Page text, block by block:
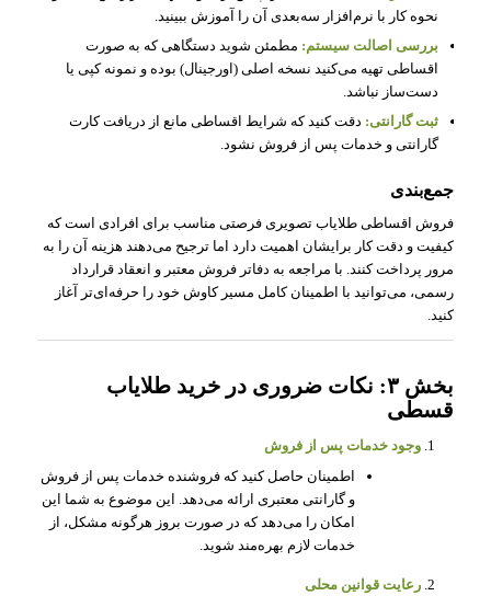
نحوه کار با نرم‌افزار سه‌بعدی آن را آموزش ببینید.
بررسی اصالت سیستم: مطمئن شوید دستگاهی که به صورت
اقساطی تهیه می‌کنید نسخه اصلی (اورجینال) بوده و نمونه کپی یا
دست‌ساز نباشد.
ثبت گارانتی: دقت کنید که شرایط اقساطی مانع از دریافت کارت
گارانتی و خدمات پس از فروش نشود.
جمع‌بندی
فروش اقساطی طلایاب تصویری فرصتی مناسب برای افرادی است که
کیفیت و دقت کار برایشان اهمیت دارد اما ترجیح می‌دهند هزینه آن را به
مرور پرداخت کنند. با مراجعه به دفاتر فروش معتبر و انعقاد قرارداد
رسمی، می‌توانید با اطمینان کامل مسیر کاوش خود را حرفه‌ای‌تر آغاز
کنید.
بخش ۳: نکات ضروری در خرید طلایاب
قسطی
وجود خدمات پس از فروش
اطمینان حاصل کنید که فروشنده خدمات پس از فروش
و گارانتی معتبری ارائه می‌دهد. این موضوع به شما این
امکان را می‌دهد که در صورت بروز هرگونه مشکل، از
خدمات لازم بهره‌مند شوید.
رعایت قوانین محلی